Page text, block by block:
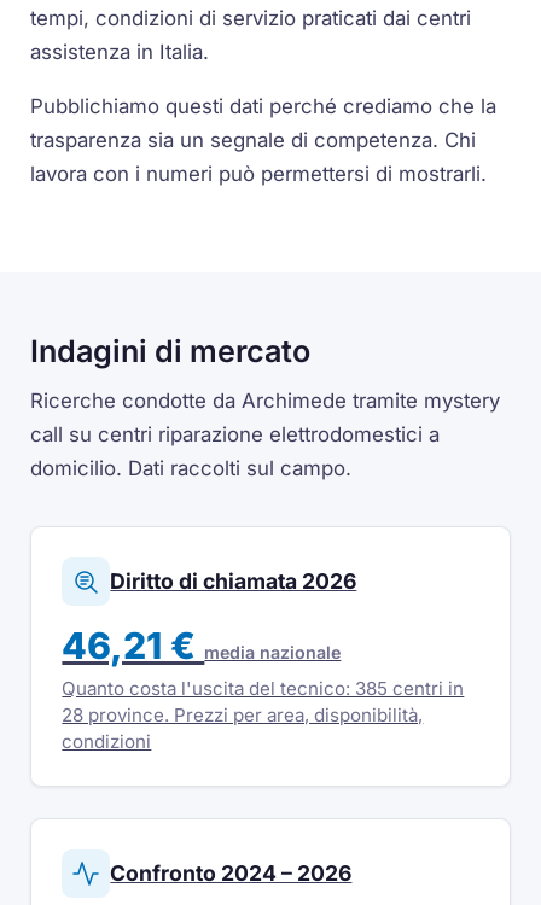
tempi, condizioni di servizio praticati dai centri
assistenza in Italia.
Pubblichiamo questi dati perché crediamo che la
trasparenza sia un segnale di competenza. Chi
lavora con i numeri può permettersi di mostrarli.
Indagini di mercato
Ricerche condotte da Archimede tramite mystery
call su centri riparazione elettrodomestici a
domicilio. Dati raccolti sul campo.
Diritto di chiamata 2026
46,21 € media nazionale
Quanto costa l'uscita del tecnico: 385 centri in
28 province. Prezzi per area, disponibilità,
condizioni
Confronto 2024 – 2026